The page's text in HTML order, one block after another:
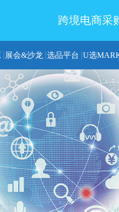
跨境电商采
展会&沙龙 选品平台 U选